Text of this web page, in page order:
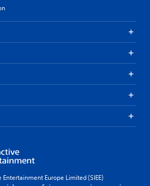
Europe Limited (SIEE)